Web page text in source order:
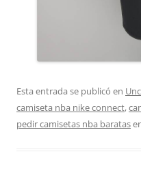
Esta entrada se publicó en
camiseta nba nike connect,
pedir camisetas nba baratas